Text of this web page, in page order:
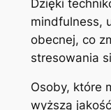
Dzięki
mindfulness,
obecnej, co
stresowania
Osoby, które
wyższą